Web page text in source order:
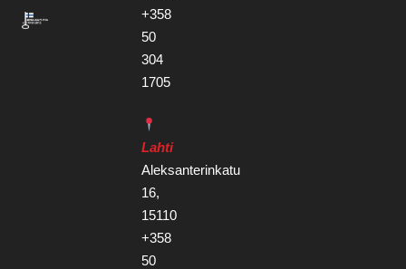
+358
50
304
1705
Lahti
Aleksanterinkatu
16,
15110
+358
50